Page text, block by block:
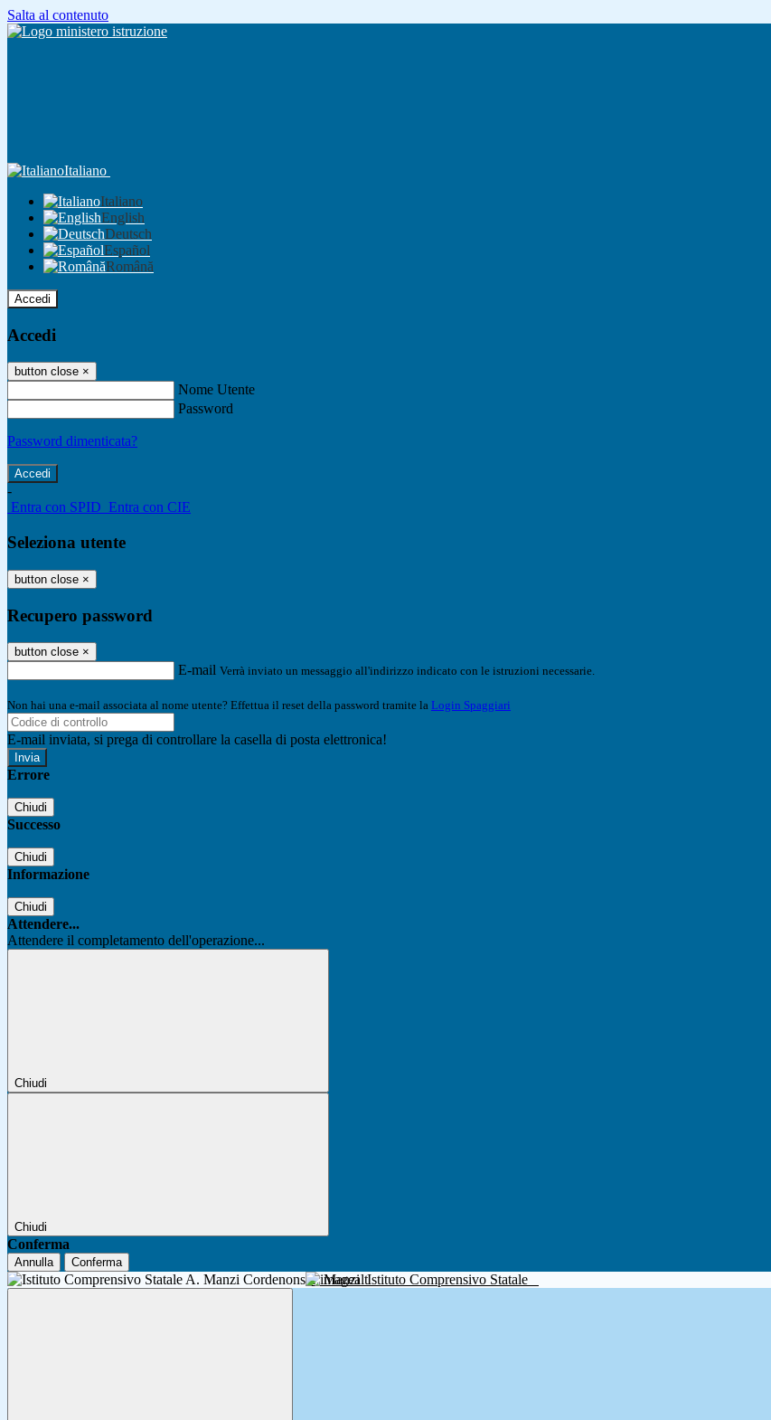
Salta al contenuto
Italiano
Italiano
English
Deutsch
Español
Română
Accedi
Accedi
button close ×
Nome Utente
Password
Password dimenticata?
-
Entra con SPID Entra con CIE
Seleziona utente
button close ×
Recupero password
button close ×
E-mail Verrà inviato un messaggio all'indirizzo indicato con le istruzioni necessarie.
Non hai una e-mail associata al nome utente? Effettua il reset della password tramite la Login Spaggiari
E-mail inviata, si prega di controllare la casella di posta elettronica!
Errore
Chiudi
Successo
Chiudi
Informazione
Chiudi
Attendere...
Attendere il completamento dell'operazione...
Chiudi
Chiudi
Conferma
Annulla Conferma
A. Manzi Istituto Comprensivo Statale